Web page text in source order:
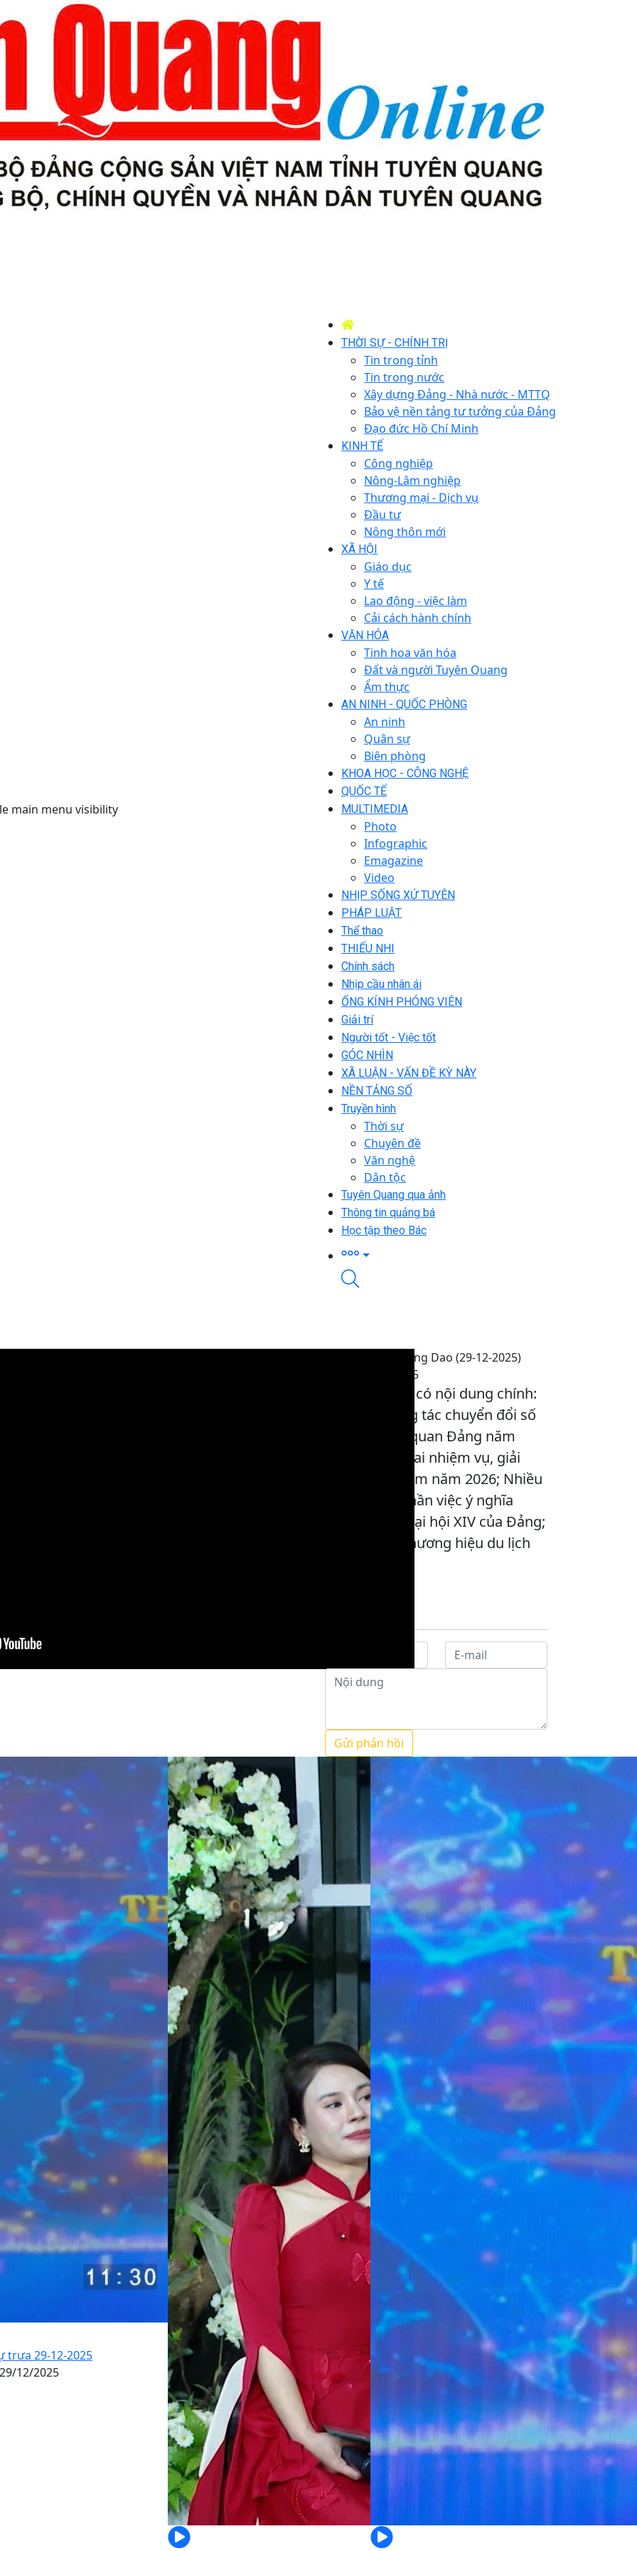
main menu visibility
THỜI SỰ - CHÍNH TRỊ
Tin trong tỉnh
Tin trong nước
Xây dựng Đảng - Nhà nước - MTTQ
Bảo vệ nền tảng tư tưởng của Đảng
Đạo đức Hồ Chí Minh
KINH TẾ
Công nghiệp
Nông-Lâm nghiệp
Thương mại - Dịch vụ
Đầu tư
Nông thôn mới
XÃ HỘI
Giáo dục
Y tế
Lao động - việc làm
Cải cách hành chính
VĂN HÓA
Tinh hoa văn hóa
Đất và người Tuyên Quang
Ẩm thực
AN NINH - QUỐC PHÒNG
An ninh
Quân sự
Biên phòng
KHOA HỌC - CÔNG NGHỆ
QUỐC TẾ
MULTIMEDIA
Photo
Infographic
Emagazine
Video
NHỊP SỐNG XỨ TUYÊN
PHÁP LUẬT
Thể thao
THIẾU NHI
Chính sách
Nhịp cầu nhân ái
ỐNG KÍNH PHÓNG VIÊN
Giải trí
Người tốt - Việc tốt
GÓC NHÌN
XÃ LUẬN - VẤN ĐỀ KỲ NÀY
NỀN TẢNG SỐ
Truyền hình
Thời sự
Chuyên đề
Văn nghệ
Dân tộc
Tuyên Quang qua ảnh
Thông tin quảng bá
Học tập theo Bác
Chương trình tiếng Dao (29-12-2025)
23:50, 29/12/2025
Chương trình có nội dung chính:
Tổng kết công tác chuyển đổi số
trong các cơ quan Đảng năm
2025; triển khai nhiệm vụ, giải
pháp trọng tâm năm 2026; Nhiều
công trình, phần việc ý nghĩa
chào mừng Đại hội XIV của Đảng;
Khẳng định thương hiệu du lịch
Gửi phản hồi
trưa 29-12-2025
12/2025